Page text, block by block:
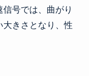
では、曲がり
きさとなり、性